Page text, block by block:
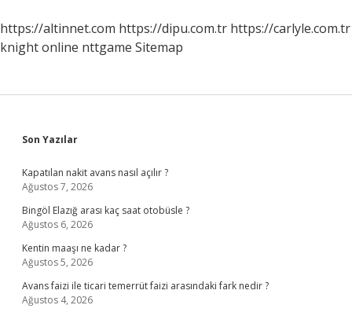
https://altinnet.com https://dipu.com.tr https://carlyle.com.tr
knight online nttgame Sitemap
Sidebar
Son Yazılar
Kapatılan nakit avans nasıl açılır ?
Ağustos 7, 2026
Bingöl Elazığ arası kaç saat otobüsle ?
Ağustos 6, 2026
Kentin maaşı ne kadar ?
Ağustos 5, 2026
Avans faizi ile ticari temerrüt faizi arasındaki fark nedir ?
Ağustos 4, 2026